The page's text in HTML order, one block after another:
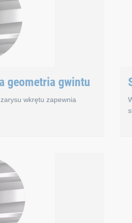
geometria gwintu
wkrętu zapewnia
60°, kąt boku wkrętu EJOT
materiału dzięki